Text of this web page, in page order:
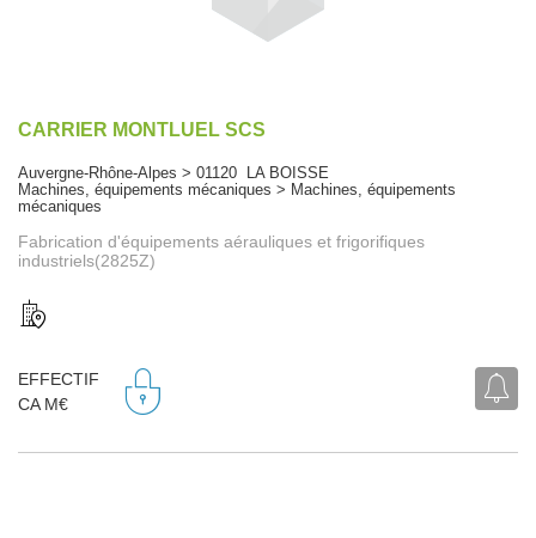
CARRIER MONTLUEL SCS
Auvergne-Rhône-Alpes > 01120 LA BOISSE
Machines, équipements mécaniques > Machines, équipements
mécaniques
Fabrication d'équipements aérauliques et frigorifiques
industriels(2825Z)
EFFECTIF
CA M€